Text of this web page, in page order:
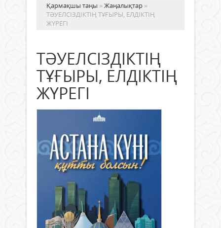
Қармақшы таңы »Жаңалықтар »
ТӘУЕЛСІЗДІКТІҢ ТҰҒЫРЫ, ЕЛДІКТІҢ
ЖҮРЕГІ
ТӘУЕЛСІЗДІКТІҢ
ТҰҒЫРЫ, ЕЛДІКТІҢ
ЖҮРЕГІ